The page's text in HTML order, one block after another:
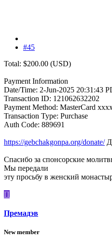
#45
Total: $200.00 (USD)
Payment Information
Date/Time: 2-Jun-2025 20:31:43
Transaction ID: 121062632202
Payment Method: MasterCard
Transaction Type: Purchase
Auth Code: 889691
https://gebchakgonpa.org/donate/
Спасибо за спонсорские
Мы передали
эту просьбу в женский
П
Премадэв
New member